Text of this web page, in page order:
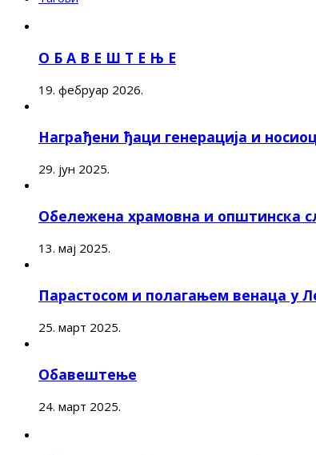
О Б А В Е Ш Т Е Њ Е
19. фебруар 2026.
Награђени ђаци генерација и
29. јун 2025.
Обележена храмовна и општинска
13. мај 2025.
Парастосом и полагањем венаца у
25. март 2025.
Обавештење
24. март 2025.